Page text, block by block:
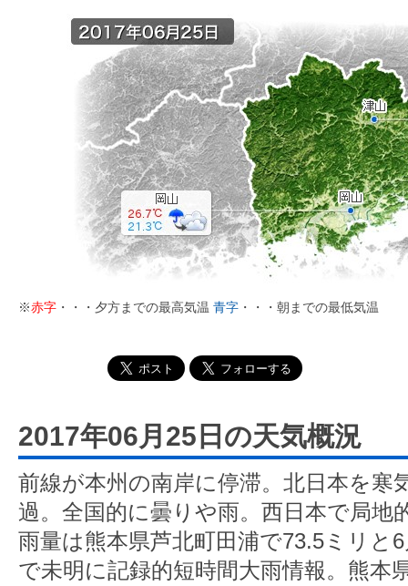
※赤字 ・・・夕方までの最高気温 青字 ・・・朝までの最低気温
2017年06月25日の天気概況
前線が本州の南岸に停滞。北日本を寒
過。全国的に曇りや雨。西日本で局地
雨量は熊本県芦北町田浦で73.5ミリと
で未明に記録的短時間大雨情報。熊本